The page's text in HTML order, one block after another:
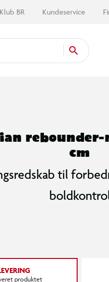
Klub BR Kundeservice
rebounder-
cm
til
produktet